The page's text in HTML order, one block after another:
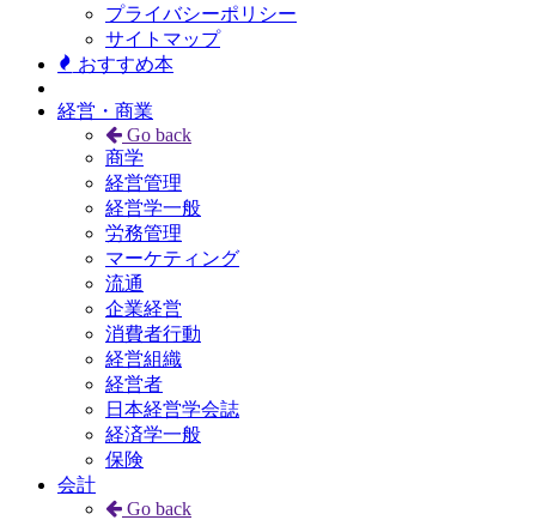
プライバシーポリシー
サイトマップ
おすすめ本
経営・商業
Go back
商学
経営管理
経営学一般
労務管理
マーケティング
流通
企業経営
消費者行動
経営組織
経営者
日本経営学会誌
経済学一般
保険
会計
Go back